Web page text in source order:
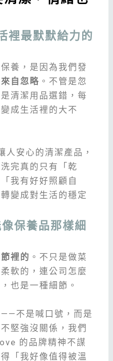
裡最默默給力的
養，是因為我們發
自忽略 。不管是忽
清潔用品選錯，每
成生活裡的大不
安心的清潔產品，
完真的只有「乾
我有好好照顧自
變成對生活的穩定
保養品那樣細
裡的 。不只是做菜
軟的，連公司怎麼
也是一種細節。
不是喊口號，而是
堅強沒關係，我們
的品牌精神不謀
「我好像值得被溫